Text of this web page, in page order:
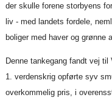
der skulle forene storbyens
liv - med landets fordele,
boliger med haver og grønne
Denne tankegang fandt vej til
1. verdenskrig opførte syv
overkommelig pris, i